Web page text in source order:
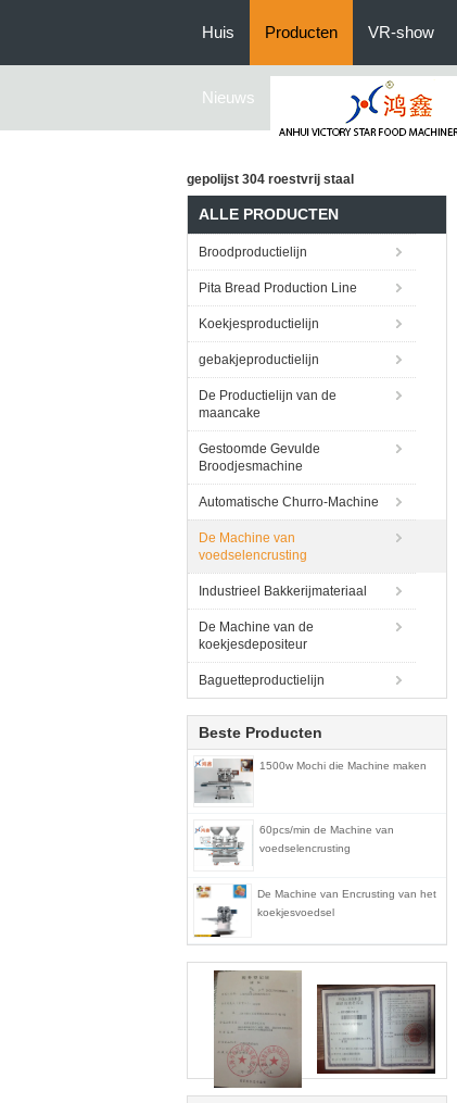
Huis Producten VR-show
Nieuws
gepolijst 304 roestvrij staal
ALLE PRODUCTEN
Broodproductielijn
Pita Bread Production Line
Koekjesproductielijn
gebakjeproductielijn
De Productielijn van de
maancake
Gestoomde Gevulde
Broodjesmachine
Automatische Churro-Machine
De Machine van
voedselencrusting
Industrieel Bakkerijmateriaal
De Machine van de
koekjesdepositeur
Baguetteproductielijn
Beste Producten
1500w Mochi die Machine maken
60pcs/min de Machine van
voedselencrusting
De Machine van Encrusting van het
koekjesvoedsel